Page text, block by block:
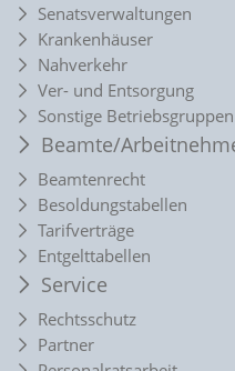
Senatsverwaltungen
Krankenhäuser
Nahverkehr
Ver- und Entsorgung
Sonstige Betriebsgruppen
Beamte/
Beamtenrecht
Besoldungstabellen
Tarifverträge
Entgelttabellen
Service
Rechtsschutz
Partner